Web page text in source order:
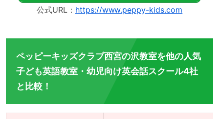
公式URL： https://www.peppy-kids.com
ペッピーキッズクラブ西宮の沢教室を他の人気
子ども英語教室・幼児向け英会話スクール4社
と比較！